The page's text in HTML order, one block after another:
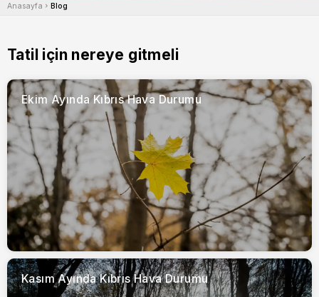
Anasayfa Blog
Tatil için nereye gitmeli
Ekim Ayında Kıbrıs Hava Durumu
Kasım Ayında Kıbrıs Hava Durumu